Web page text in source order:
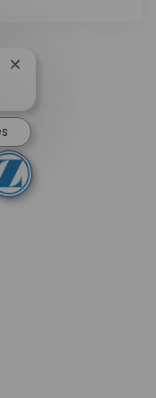
Cerrar notificación